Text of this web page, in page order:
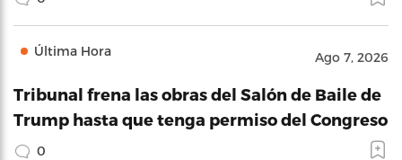
Última Hora Ago 7, 2026
Tribunal frena las obras del Salón de Baile de
Trump hasta que tenga permiso del Congreso
0